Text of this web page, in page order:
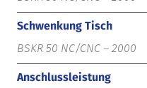
Schwenkung Tisch
Anschlussleistung